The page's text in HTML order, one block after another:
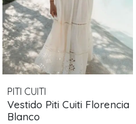
PITI CUITI
Vestido Piti Cuiti Florencia
Blanco